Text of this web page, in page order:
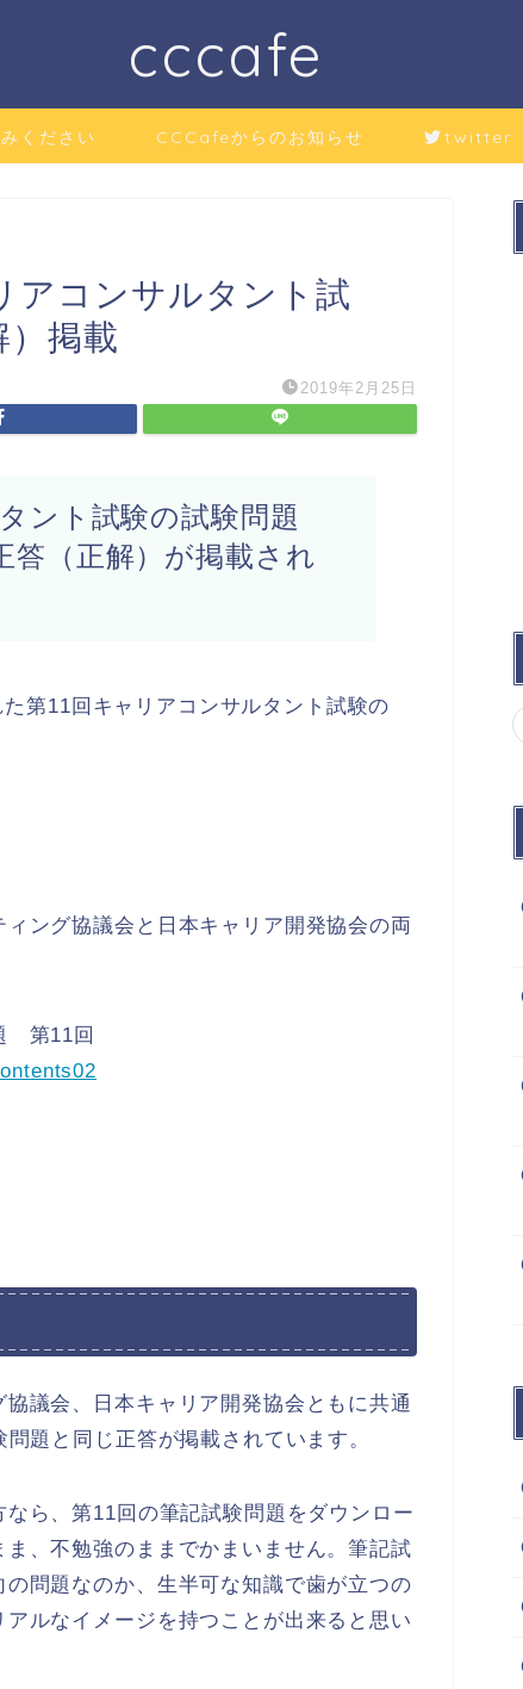
cccafe
ください CCCafeからのお知らせ twitter
アコンサルタント試
掲載
2019年2月25日
ント試験の試験問題
答（正解）が掲載され
第11回キャリアコンサルタント試験の
ング協議会と日本キャリア開発協会の両
第11回
議会、日本キャリア開発協会ともに共通
題と同じ正答が掲載されています。
ら、第11回の筆記試験問題をダウンロー
、不勉強のままでかまいません。筆記試
問題なのか、生半可な知識で歯が立つの
ルなイメージを持つことが出来ると思い